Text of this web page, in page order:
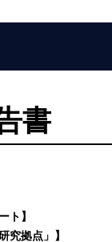
書
ト】
究拠点」】